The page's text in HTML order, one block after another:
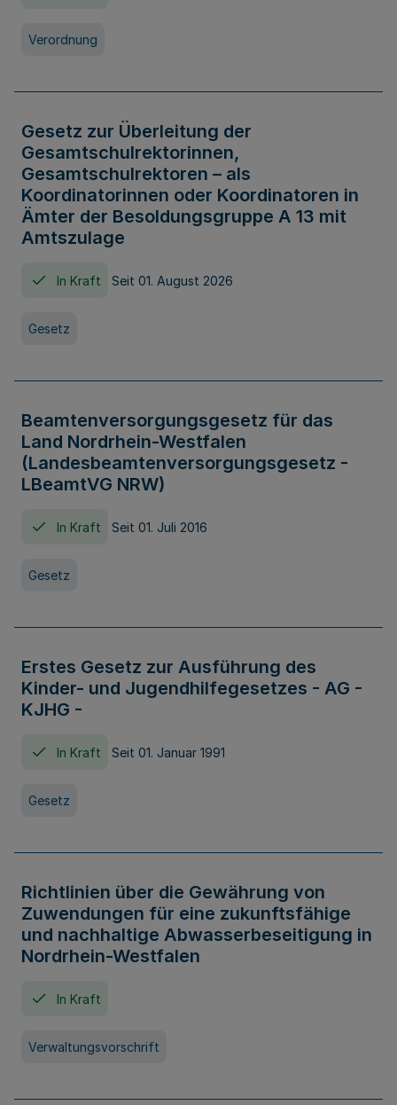
Verordnung
Gesetz zur Überleitung der
Gesamtschulrektorinnen,
Gesamtschulrektoren – als
Koordinatorinnen oder Koordinatoren in
Ämter der Besoldungsgruppe A 13 mit
Amtszulage
In Kraft Seit 01. August 2026
Gesetz
Beamtenversorgungsgesetz für das
Land Nordrhein-Westfalen
(Landesbeamtenversorgungsgesetz -
LBeamtVG NRW)
In Kraft Seit 01. Juli 2016
Gesetz
Erstes Gesetz zur Ausführung des
Kinder- und Jugendhilfegesetzes - AG -
KJHG -
In Kraft Seit 01. Januar 1991
Gesetz
Richtlinien über die Gewährung von
Zuwendungen für eine zukunftsfähige
und nachhaltige Abwasserbeseitigung in
Nordrhein-Westfalen
In Kraft
Verwaltungsvorschrift